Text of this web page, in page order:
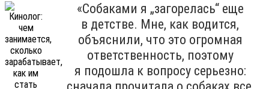
«Собаками я „загорелась“ еще
в детстве. Мне, как водится,
объяснили, что это огромная
ответственность, поэтому
я подошла к вопросу серьезно: